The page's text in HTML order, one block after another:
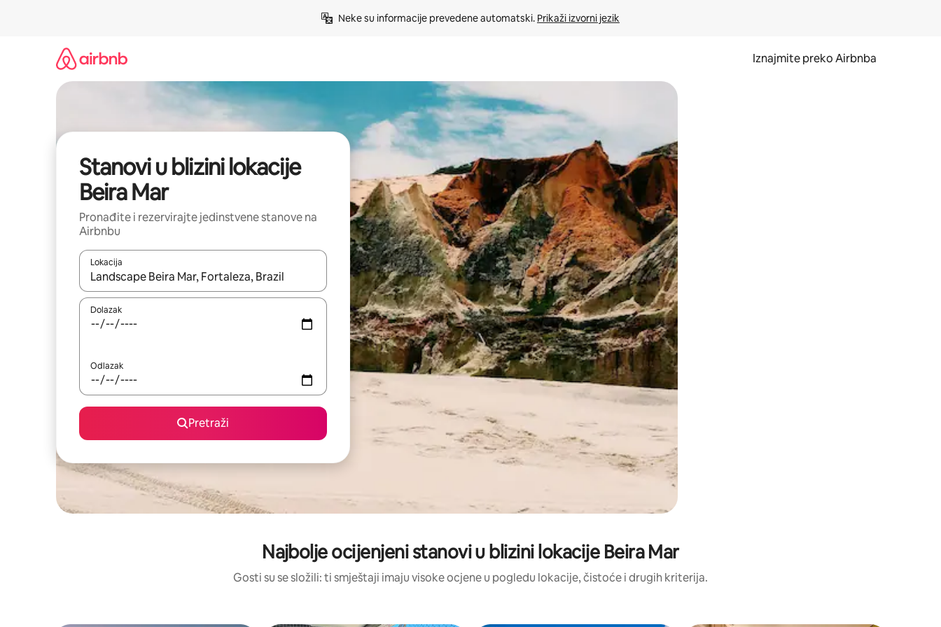
Neke su informacije prevedene automatski. Prikaži izvorni jezik
Iznajmite preko Airbnba
Stanovi u blizini lokacije
Beira Mar
Pronađite i rezervirajte jedinstvene stanove na
Airbnbu
Lokacija
Kada budu dostupni rezultati, moći ćete ih pregledati koristeći se strelicama prema gore i prema dolje, kao i dodirom ili prelaskom prstom po zaslonu.
Dolazak
Odlazak
Pretraži
Najbolje ocijenjeni stanovi u blizini lokacije Beira Mar
Gosti su se složili: ti smještaji imaju visoke ocjene u pogledu lokacije, čistoće i drugih kriterija.